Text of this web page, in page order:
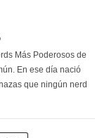
Más Poderosos de
En ese día nació
que ningún nerd